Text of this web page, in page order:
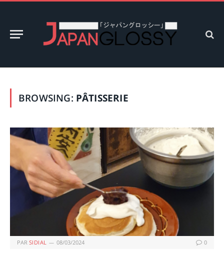
BROWSING: PÂTISSERIE
PAR SIDIAL 08/03/2024 0